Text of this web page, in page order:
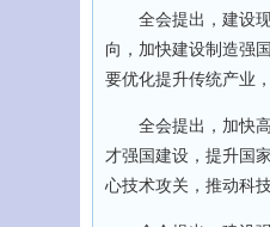
全会提出，建设现
向，加快建设制造强
要优化提升传统产业
全会提出，加快高
才强国建设，提升国
心技术攻关，推动科